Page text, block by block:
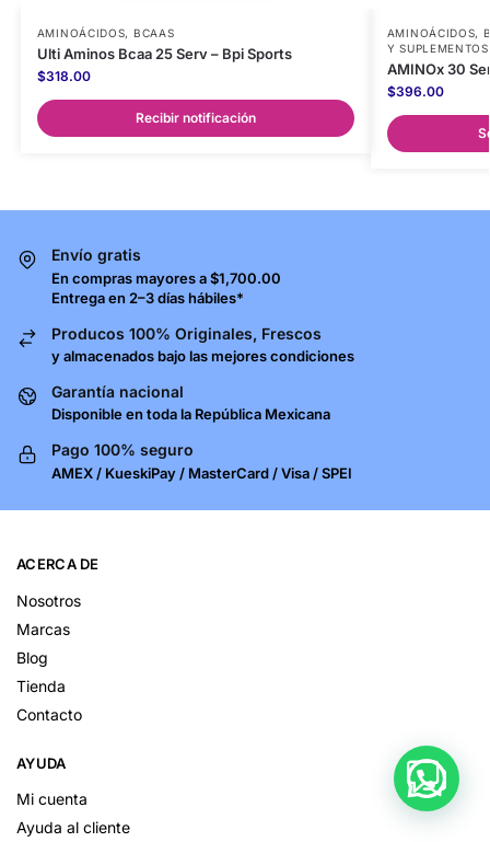
AMINOÁCIDOS, BCAAS
Ulti Aminos Bcaa 25 Serv – Bpi Sports
$318.00
Recibir notificación
AMINOÁCIDOS,
Y SUPLEMENTOS
AMINOx 30
$396.00
Envío gratis
En compras mayores a $1,700.00
Entrega en 2–3 días hábiles*
Producos 100% Originales, Frescos
y almacenados bajo las mejores condiciones
Garantía nacional
Disponible en toda la República Mexicana
Pago 100% seguro
AMEX / KueskiPay / MasterCard / Visa / SPEI
ACERCA DE
Nosotros
Marcas
Blog
Tienda
Contacto
AYUDA
Mi cuenta
Ayuda al cliente